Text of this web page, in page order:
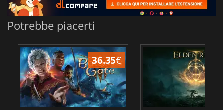
Potrebbe piacerti
36.35€